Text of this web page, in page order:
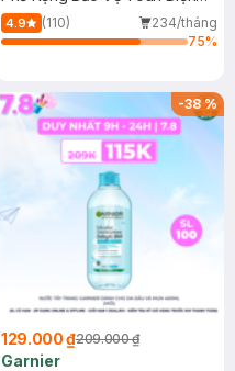
40ml
4.9 (110)
234/tháng
75%
-38%
129.000 ₫209.000 ₫
Garnier